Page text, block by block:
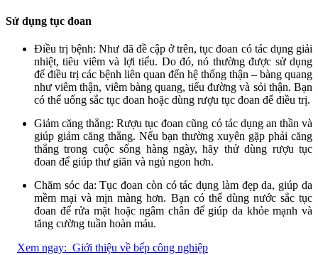
Sử dụng tục đoan
Điều trị bệnh: Như đã đề cập ở trên, tục đoan có tác dụng giải
nhiệt, tiêu viêm và lợi tiểu. Do đó, nó thường được sử dụng
để điều trị các bệnh liên quan đến hệ thống thận – bàng quang
như viêm thận, viêm bàng quang, tiểu đường và sỏi thận. Bạn
có thể uống sắc tục đoan hoặc dùng rượu tục đoan để điều trị.
Giảm căng thẳng: Rượu tục đoan cũng có tác dụng an thần và
giúp giảm căng thẳng. Nếu bạn thường xuyên gặp phải căng
thẳng trong cuộc sống hàng ngày, hãy thử dùng rượu tục
đoan để giúp thư giãn và ngủ ngon hơn.
Chăm sóc da: Tục đoan còn có tác dụng làm đẹp da, giúp da
mềm mại và mịn màng hơn. Bạn có thể dùng nước sắc tục
đoan để rửa mặt hoặc ngâm chân để giúp da khỏe mạnh và
tăng cường tuần hoàn máu.
Xem ngay: Giới thiệu về bếp công nghiệp